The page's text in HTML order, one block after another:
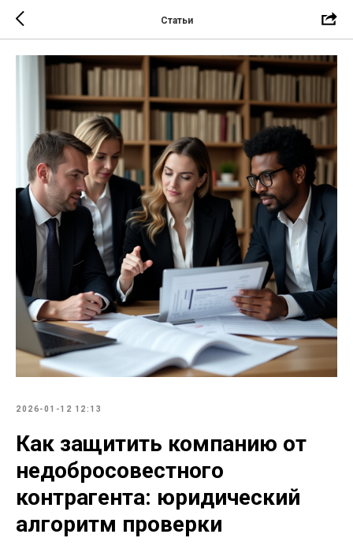
Статьи
2026-01-12 12:13
Как защитить компанию от
недобросовестного
контрагента: юридический
алгоритм проверки